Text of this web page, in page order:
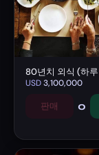
80년치 외식 (하
USD3,100,000
판매 0